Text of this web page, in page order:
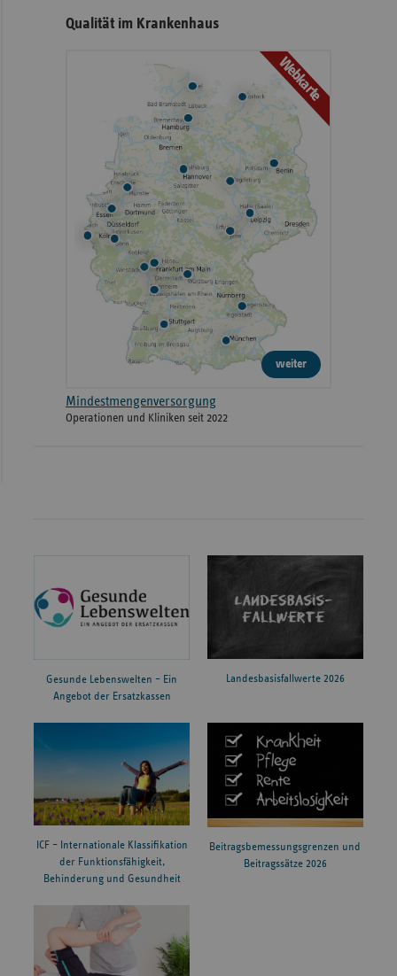
Qualität im Krankenhaus
Webkarte
weiter
Mindestmengenversorgung
Operationen und Kliniken seit 2022
Gesunde Lebenswelten – Ein
Angebot der Ersatzkassen
Landesbasisfallwerte 2026
ICF – Internationale Klassifikation
der Funktionsfähigkeit,
Behinderung und Gesundheit
Beitragsbemessungsgrenzen und
Beitragssätze 2026